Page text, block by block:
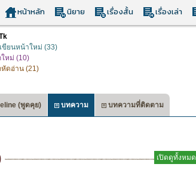
หน้าหลัก นิยาย เรื่องสั้น เรื่องเล่า
ขียนหน้าใหม่ (33)
ใหม่ (10)
หัดอ่าน (21)
(พูดคุย) บทความ บทความที่ติดตาม
เปิดดูทั้งหมด